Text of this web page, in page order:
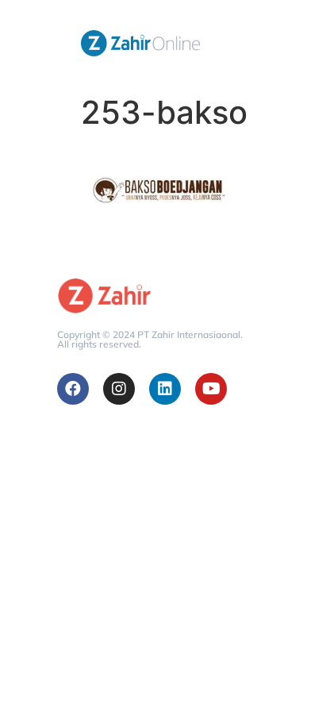
253-bakso
Copyright © 2024 PT Zahir Internasiaonal.
All rights reserved.